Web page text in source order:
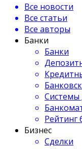
Все новости
Все статьи
Все авторы
Банки
Банки
Системы
Рейтинг
Бизнес
Сделки